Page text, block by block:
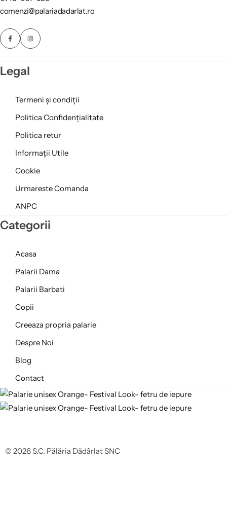
comenzi@palariadadarlat.ro
Legal
Termeni și condiții
Politica Confidențialitate
Politica retur
Informații Utile
Cookie
Urmareste Comanda
ANPC
Categorii
Acasa
Palarii Dama
Palarii Barbati
Copii
Creeaza propria palarie
Despre Noi
Blog
Contact
© 2026 S.C. Pălăria Dădârlat SNC